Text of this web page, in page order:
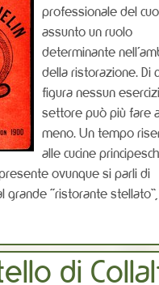
professionale del
assunto un ruolo
determinante
della ristorazione. Di
figura nessun
settore può più fare
meno. Un tempo
alle cucine
ovunque si parli di
grande “ristorante
di